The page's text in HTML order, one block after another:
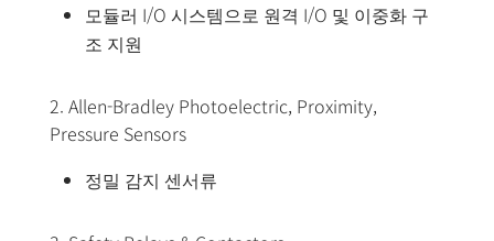
모듈러 I/O 시스템으로 원격 I/O 및 이중화 구
조 지원
2. Allen-Bradley Photoelectric, Proximity,
Pressure Sensors
정밀 감지 센서류